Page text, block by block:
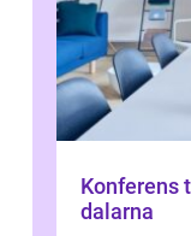
Konferens tällberg
dalarna